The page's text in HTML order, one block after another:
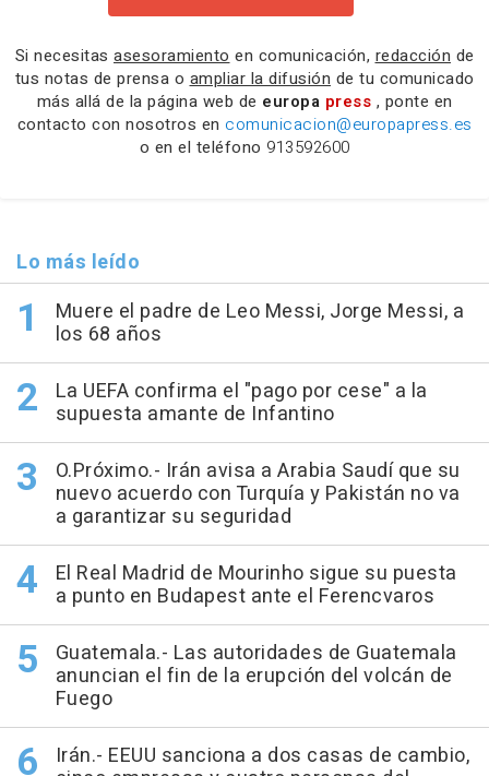
Si necesitas asesoramiento en comunicación, redacción de
tus notas de prensa o ampliar la difusión de tu comunicado
más allá de la página web de europa press , ponte en
contacto con nosotros en comunicacion@europapress.es
o en el teléfono 913592600
Lo más leído
Muere el padre de Leo Messi, Jorge Messi, a
los 68 años
La UEFA confirma el "pago por cese" a la
supuesta amante de Infantino
O.Próximo.- Irán avisa a Arabia Saudí que su
nuevo acuerdo con Turquía y Pakistán no va
a garantizar su seguridad
El Real Madrid de Mourinho sigue su puesta
a punto en Budapest ante el Ferencvaros
Guatemala.- Las autoridades de Guatemala
anuncian el fin de la erupción del volcán de
Fuego
Irán.- EEUU sanciona a dos casas de cambio,